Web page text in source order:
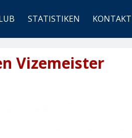
STATISTIKEN KONTAKT
Vizemeister